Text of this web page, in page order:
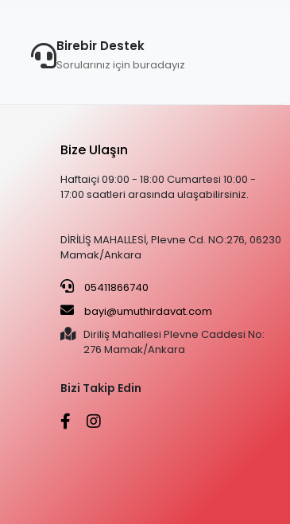
Birebir Destek
Sorularınız için buradayız
Bize Ulaşın
Haftaiçi 09:00 - 18:00 Cumartesi 10:00 -
17:00 saatleri arasında ulaşabilirsiniz.
DİRİLİŞ MAHALLESİ, Plevne Cd. NO:276, 06230
Mamak/Ankara
05411866740
bayi@umuthirdavat.com
Diriliş Mahallesi Plevne Caddesi No:
276 Mamak/Ankara
Bizi Takip Edin